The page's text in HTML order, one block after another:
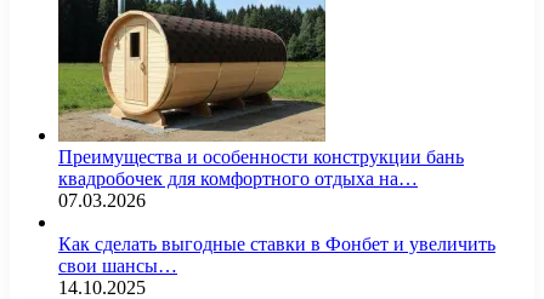
Преимущества и особенности конструкции бань
квадробочек для комфортного отдыха на…
07.03.2026
Как сделать выгодные ставки в Фонбет и увеличить
свои шансы…
14.10.2025